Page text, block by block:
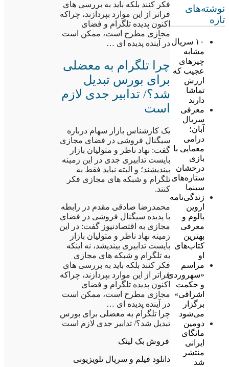
نوشته‌های
تازه
۱۰ سریال
مشابه
چیزهای
عجیب که
ارزش
تماشا
دارند
معرفی
سریال
آبان؛
درامی
معمایی با
بازی
درخشان
ستاره‌های
سینما
زندگی‌نامه
اروین
یالوم و
معرفی
بهترین
کتاب‌های
او
مراسم
«سهروردی
و حکمت
اشراقی»
برگزار
می‌شود
دومین
مانگای
ایرانی
منتشر
شد
فکر کنند بلکه باید به بررسی های
فراتر از این موارد بپردازند، چراکه
اکنون پدیده تلگرام و فضای
مجازی مطرح است، ممکن است
در آینده پدیده ای …
چرا تلگرام به معضلی
برای بورس تبدیل
شد؟/ تدابیر جدی لازم
است
یک کارشناس بازار سهام درباره
سیگنال فروشی در فضای مجازی
گفت: نهاد ناظر و متولیان بازار
بایست تدابیری جدی در این زمینه
بیندیشند؛ و البته نباید فقط به
تلگرام و شبکه های مجازی فکر
کنند.
محمدرضا صادقی مقدم در رابطه
با پدیده سیگنال فروشی در فضای
مجازی به اقتصادنیوز گفت: در این
زمینه نهاد ناظر و متولیان بازار
بایست تدابیری بیندیشد، نه اینکه
به تلگرام و شبکه های مجازی
فکر کنند بلکه باید به بررسی های
فراتر از این موارد بپردازند، چراکه
اکنون پدیده تلگرام و فضای
مجازی مطرح است، ممکن است
در آینده پدیده ای …
چرا تلگرام به معضلی برای بورس
تبدیل شد؟/ تدابیر جدی لازم است
فروش بک لینک
دانلود فیلم و سریال تلویزیونی